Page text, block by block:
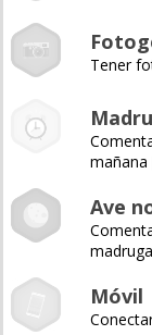
Tener
mañana
Ave
Móvil